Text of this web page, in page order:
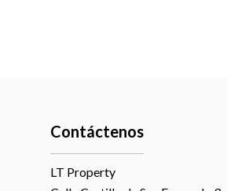
Contáctenos
LT Property